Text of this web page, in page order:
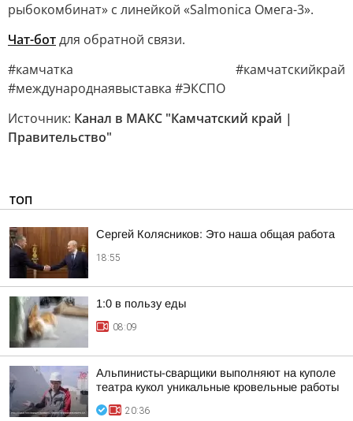
рыбокомбинат» с линейкой «Salmonica Омега-3».
Чат-ботдля обратной связи.
#камчатка #камчатскийкрай
#международнаявыставка #ЭКСПО
Источник: Канал в МАКС "Камчатский край |
Правительство"
ТОП
Сергей Колясников: Это наша общая работа
18:55
1:0 в пользу еды
08:09
Альпинисты-сварщики выполняют на куполе
театра кукол уникальные кровельные работы
20:36